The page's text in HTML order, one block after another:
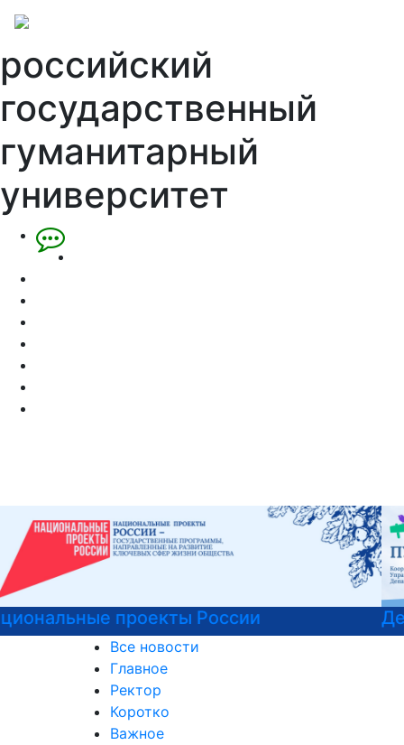
российский
государственный
гуманитарный
университет
Детали программы
Все новости
Главное
Ректор
Коротко
Важное